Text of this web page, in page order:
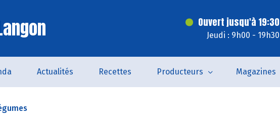
Ouvert jusqu'à 19:30
Jeudi : 9h00 - 19h30
Actualités Recettes Producteurs Magazines